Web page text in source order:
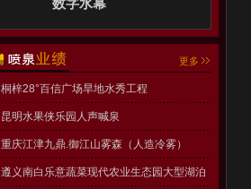
数字水幕
更多
桐梓28°百信广场旱地水秀工程
昆明水果侠乐园人声喊泉
重庆江津九鼎.御江山雾森（人造冷雾）
遵义南白乐意蔬菜现代农业生态园大型湖泊